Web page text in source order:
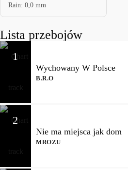
Rain: 0,0 mm
Lista przebojów
1
Wychowany W Polsce
B.R.O
2
Nie ma miejsca jak dom
MROZU